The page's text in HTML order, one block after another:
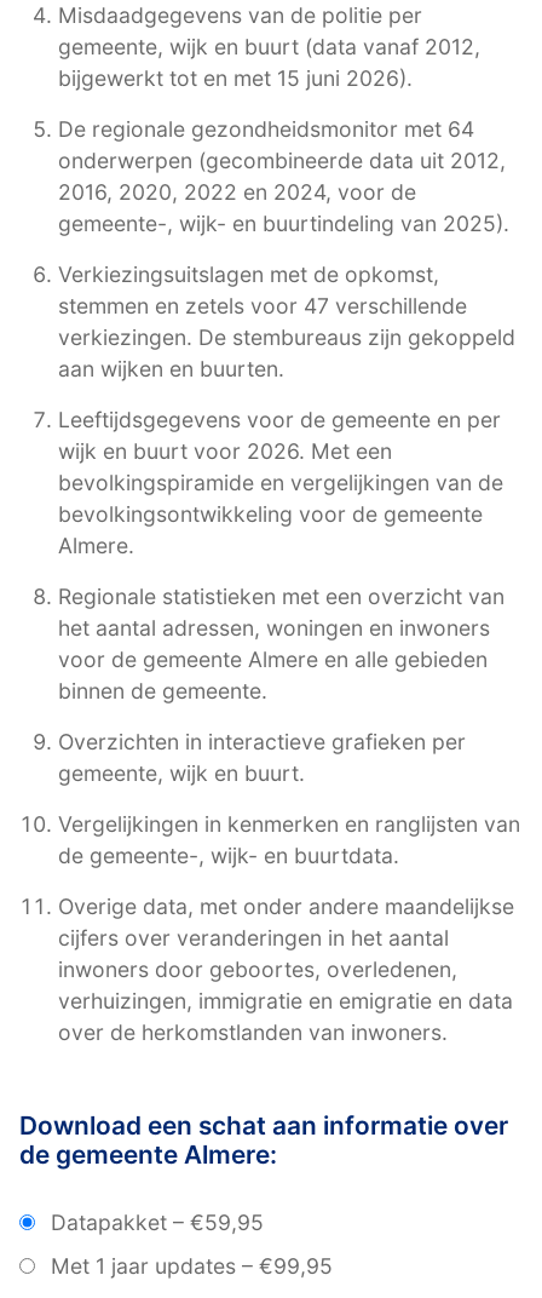
Misdaadgegevens van de politie per
gemeente, wijk en buurt (data vanaf 2012,
bijgewerkt tot en met 15 juni 2026).
De regionale gezondheidsmonitor met 64
onderwerpen (gecombineerde data uit 2012,
2016, 2020, 2022 en 2024, voor de
gemeente-, wijk- en buurtindeling van 2025).
Verkiezingsuitslagen met de opkomst,
stemmen en zetels voor 47 verschillende
verkiezingen. De stembureaus zijn gekoppeld
aan wijken en buurten.
Leeftijdsgegevens voor de gemeente en per
wijk en buurt voor 2026. Met een
bevolkingspiramide en vergelijkingen van de
bevolkingsontwikkeling voor de gemeente
Almere.
Regionale statistieken met een overzicht van
het aantal adressen, woningen en inwoners
voor de gemeente Almere en alle gebieden
binnen de gemeente.
Overzichten in interactieve grafieken per
gemeente, wijk en buurt.
Vergelijkingen in kenmerken en ranglijsten van
de gemeente-, wijk- en buurtdata.
Overige data, met onder andere maandelijkse
cijfers over veranderingen in het aantal
inwoners door geboortes, overledenen,
verhuizingen, immigratie en emigratie en data
over de herkomstlanden van inwoners.
Download een schat aan informatie over
de gemeente Almere:
Datapakket – €59,95
Met 1 jaar updates – €99,95